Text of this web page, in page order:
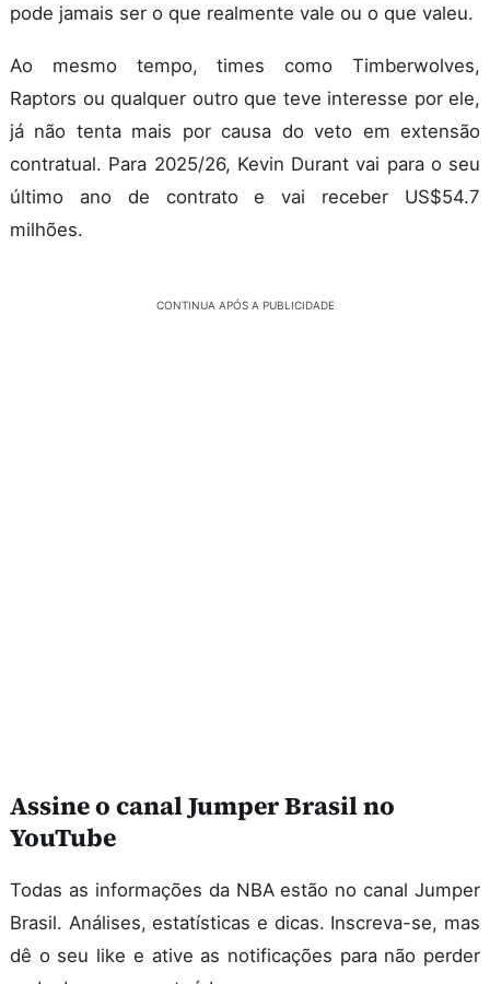
pode jamais ser o que realmente vale ou o que valeu.
Ao mesmo tempo, times como Timberwolves,
Raptors ou qualquer outro que teve interesse por ele,
já não tenta mais por causa do veto em extensão
contratual. Para 2025/26, Kevin Durant vai para o seu
último ano de contrato e vai receber US$54.7
milhões.
CONTINUA APÓS A PUBLICIDADE
Assine o canal Jumper Brasil no
YouTube
Todas as informações da NBA estão no canal Jumper
Brasil. Análises, estatísticas e dicas. Inscreva-se, mas
dê o seu like e ative as notificações para não perder